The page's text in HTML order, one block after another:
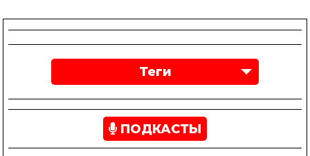
Теги
ПОДКАСТЫ